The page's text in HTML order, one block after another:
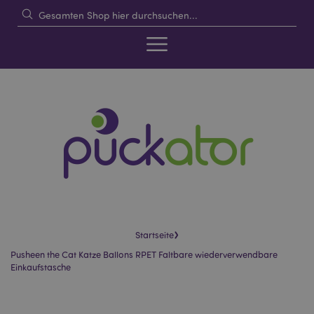
Startseite›
Pusheen the Cat Katze Ballons RPET Faltbare wiederverwendbare
Einkaufstasche